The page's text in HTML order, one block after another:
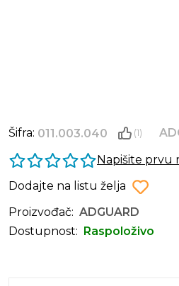
Šifra: 011.003.040 (1)
Napišite prvu
Dodajte na listu želja
Proizvođač: ADGUARD
Dostupnost:
Raspoloživo